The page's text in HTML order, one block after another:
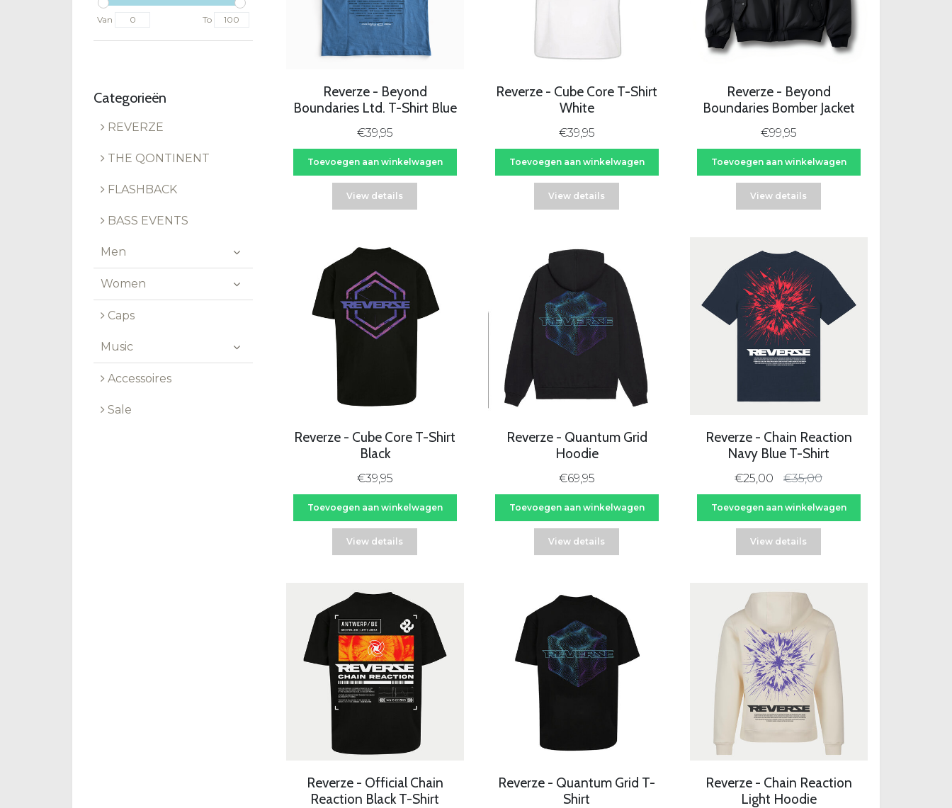
Van To
Categorieën
REVERZE
THE QONTINENT
FLASHBACK
BASS EVENTS
Men
Women
Caps
Music
Accessoires
Sale
Reverze - Beyond
Boundaries Ltd. T-Shirt Blue
€39,95
Toevoegen aan winkelwagen
View details
Reverze - Cube Core T-Shirt
White
€39,95
Toevoegen aan winkelwagen
View details
Reverze - Beyond
Boundaries Bomber Jacket
€99,95
Toevoegen aan winkelwagen
View details
Reverze - Cube Core T-Shirt
Black
€39,95
Toevoegen aan winkelwagen
View details
Reverze - Quantum Grid
Hoodie
€69,95
Toevoegen aan winkelwagen
View details
Reverze - Chain Reaction
Navy Blue T-Shirt
€25,00 €35,00
Toevoegen aan winkelwagen
View details
-29%
Reverze - Official Chain
Reaction Black T-Shirt
Reverze - Quantum Grid T-
Shirt
Reverze - Chain Reaction
Light Hoodie